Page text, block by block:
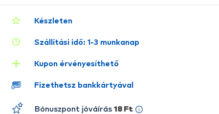
Készleten
Szállítási idő: 1-3 munkanap
Kupon érvényesíthető
Fizethetsz bankkártyával
Bónuszpont jóváírás 18 Ft